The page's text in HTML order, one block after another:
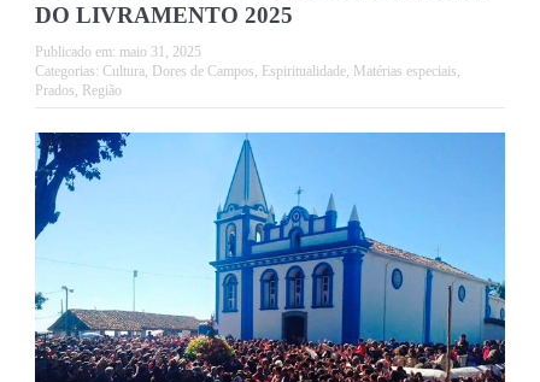
DO LIVRAMENTO 2025
Publicado em: maio 31, 2025
Categorias: Cultura, Dores de Campos Espiritualidade, Matérias especiais
Prados Região